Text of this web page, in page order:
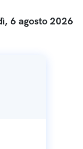
6 agosto 2026